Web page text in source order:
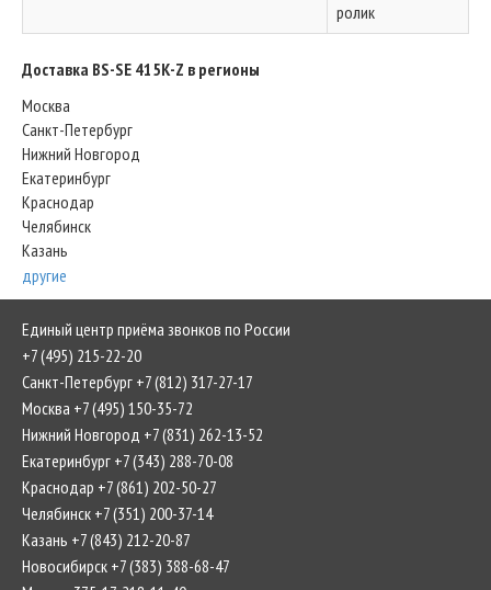
ролик
Доставка BS-SE 415K-Z в регионы
Москва
Санкт-Петербург
Нижний Новгород
Екатеринбург
Краснодар
Челябинск
Казань
другие
Единый центр приёма звонков по России
+7 (495) 215-22-20
Санкт-Петербург +7 (812) 317-27-17
Москва +7 (495) 150-35-72
Нижний Новгород +7 (831) 262-13-52
Екатеринбург +7 (343) 288-70-08
Краснодар +7 (861) 202-50-27
Челябинск +7 (351) 200-37-14
Казань +7 (843) 212-20-87
Новосибирск +7 (383) 388-68-47